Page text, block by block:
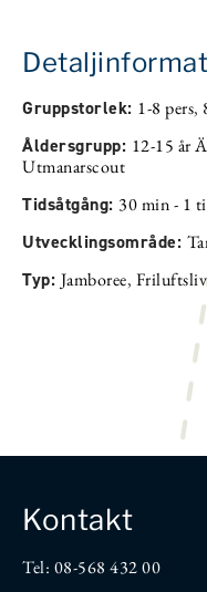
Gruppstorlek: 1-8 pers,
Åldersgrupp: 12-15 år
Utmanarscout
Tidsåtgång: 30 min - 1
Utvecklingsområde:
Typ: Jamboree,
Kontakt
Tel: 08-568 432 00